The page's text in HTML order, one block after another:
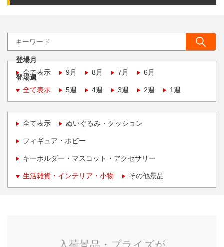
登場月
全て表示
9月 8月 7月 6月
登場週
全て表示
5週 4週 3週 2週 1週
全て表示 ぬいぐるみ・クッション
フィギュア・ホビー
キーホルダー・マスコット・アクセサリー
生活雑貨・インテリア・小物 その他景品